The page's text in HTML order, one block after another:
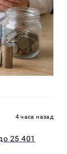
4 часа назад
25 401